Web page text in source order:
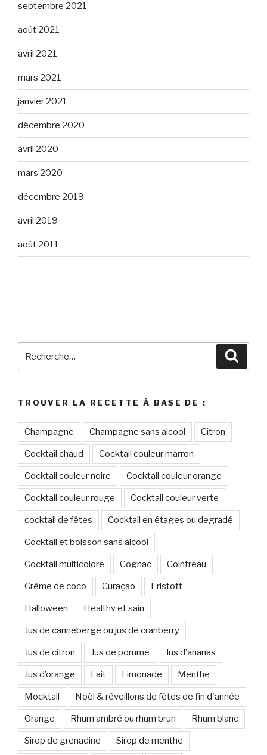
septembre 2021
août 2021
avril 2021
mars 2021
janvier 2021
décembre 2020
avril 2020
mars 2020
décembre 2019
avril 2019
août 2011
TROUVER LA RECETTE À BASE DE :
Champagne Champagne sans alcool Citron
Cocktail chaud Cocktail couleur marron
Cocktail couleur noire Cocktail couleur orange
Cocktail couleur rouge Cocktail couleur verte
cocktail de fêtes Cocktail en étages ou degradé
Cocktail et boisson sans alcool
Cocktail multicolore Cognac Cointreau
Crème de coco Curaçao Eristoff
Halloween Healthy et sain
Jus de canneberge ou jus de cranberry
Jus de citron Jus de pomme Jus d’ananas
Jus d’orange Lait Limonade Menthe
Mocktail Noël & réveillons de fêtes de fin d'année
Orange Rhum ambré ou rhum brun Rhum blanc
Sirop de grenadine Sirop de menthe